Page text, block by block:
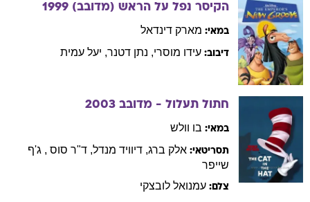
הקיסר נפל על הראש (מדובב) 1999
במאי: מארק דינדאל
דיבוב: עידו מוסרי, נתן דטנר, יעל עמית
חתול תעלול - מדובב 2003
במאי: בו וולש
תסריטאי: אלק ברג, דיוויד מנדל, ד"ר סוס , ג'ף
שייפר
צלם: עמנואל לובצקי